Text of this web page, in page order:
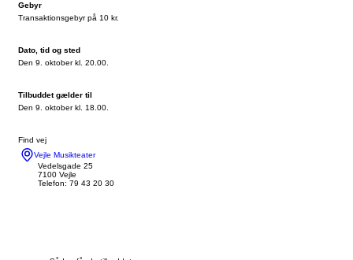
Gebyr
Transaktionsgebyr på 10 kr.
Dato, tid og sted
Den 9. oktober kl. 20.00.
Tilbuddet gælder til
Den 9. oktober kl. 18.00.
Find vej
Vejle Musikteater
Vedelsgade 25
7100 Vejle
Telefon: 79 43 20 30